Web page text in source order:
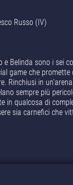
Russo (IV)
e Belinda sono i sei
game che
Rinchiusi in
sempre più
in qualcosa di
sia carnefici che